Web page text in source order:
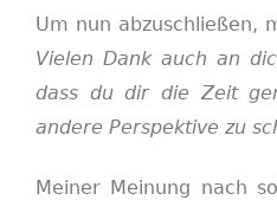
Um nun abzuschließen,
Vielen Dank auch an
dass du dir die Zeit
andere Perspektive zu
Meiner Meinung nach